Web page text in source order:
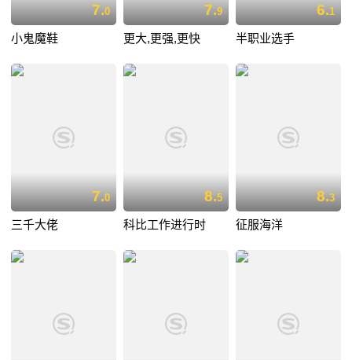
7.0
小鬼魔鞋
7.9
更大,更强,更快
6.1
半职业选手
7.0
三千大佬
8.5
科比工作进行时
8.3
征服海洋